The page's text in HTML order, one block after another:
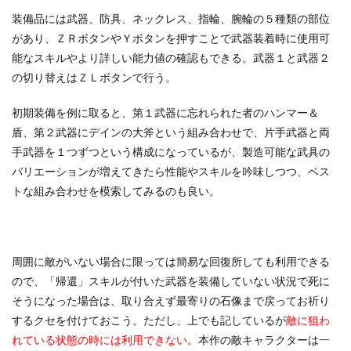
装備品には武器、防具、ネックレス、指輪、腕輪の５種類の部位
があり、ＺＲボタンやＹボタンを押すことで武器装着時に使用可
能なスキルやより詳しい能力値の確認もできる。武器１と武器２
の切り替えはＺＬボタンで行う。
初期装備を例に取ると、第１武器に忘れられた者のハンマー＆
盾、第２武器にデインの大斧という組み合わせで、片手武器と両
手武器を１つずつという構成になっているが、製造可能な武具の
バリエーションが増えてきたら性能やスキルを吟味しつつ、ベス
トな組み合わせを模索してみるのも良い。
周囲に敵がいない場合に限っては簡易な回復所しても利用できる
ので、「帰還」スキルが付いた武器を装備していない状況で死に
そうになった場合は、取り合えず最寄りの石像まで戻ってお祈り
するクセを付けておこう。ただし、上でも記しているが敵に狙わ
れている状態の時には利用できない。本作の敵キャラクターは一